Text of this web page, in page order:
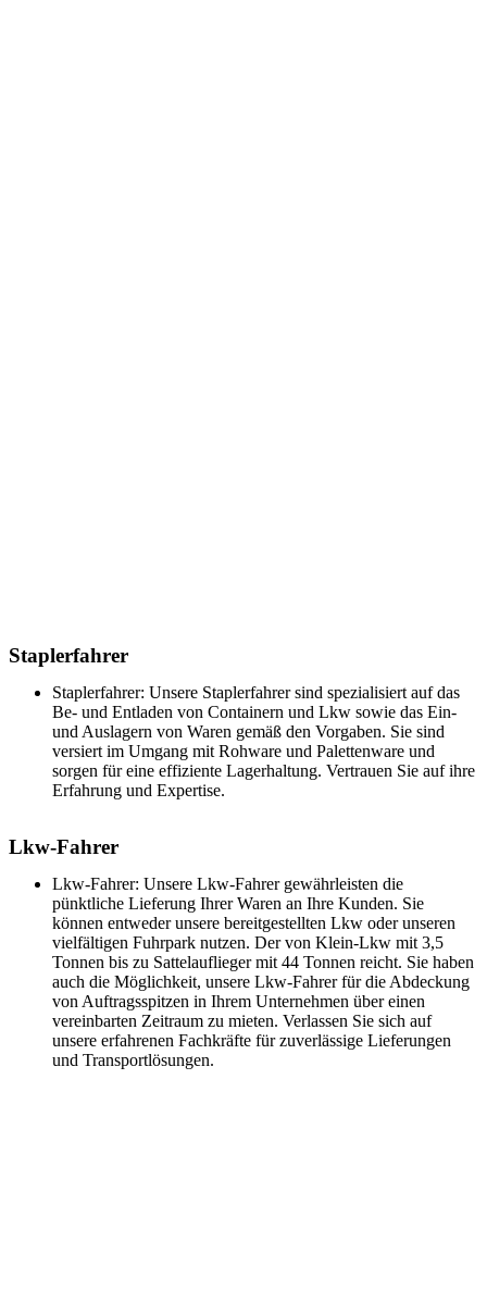
Staplerfahrer
Staplerfahrer: Unsere Staplerfahrer sind spezialisiert auf das
Be- und Entladen von Containern und Lkw sowie das Ein-
und Auslagern von Waren gemäß den Vorgaben. Sie sind
versiert im Umgang mit Rohware und Palettenware und
sorgen für eine effiziente Lagerhaltung. Vertrauen Sie auf ihre
Erfahrung und Expertise.
Lkw-Fahrer
Lkw-Fahrer: Unsere Lkw-Fahrer gewährleisten die
pünktliche Lieferung Ihrer Waren an Ihre Kunden. Sie
können entweder unsere bereitgestellten Lkw oder unseren
vielfältigen Fuhrpark nutzen. Der von Klein-Lkw mit 3,5
Tonnen bis zu Sattelauflieger mit 44 Tonnen reicht. Sie haben
auch die Möglichkeit, unsere Lkw-Fahrer für die Abdeckung
von Auftragsspitzen in Ihrem Unternehmen über einen
vereinbarten Zeitraum zu mieten. Verlassen Sie sich auf
unsere erfahrenen Fachkräfte für zuverlässige Lieferungen
und Transportlösungen.